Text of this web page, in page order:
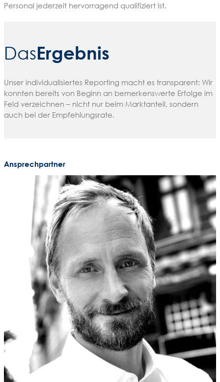
Personal jederzeit hervorragend qualifiziert ist.
DasErgebnis
Unser individualisiertes Reporting macht es transparent: Wir
konnten bereits von Beginn an bemerkenswerte Erfolge im
Feld verzeichnen – nicht nur beim Marktanteil, sondern
auch bei der Empfehlungsrate.
Ansprechpartner